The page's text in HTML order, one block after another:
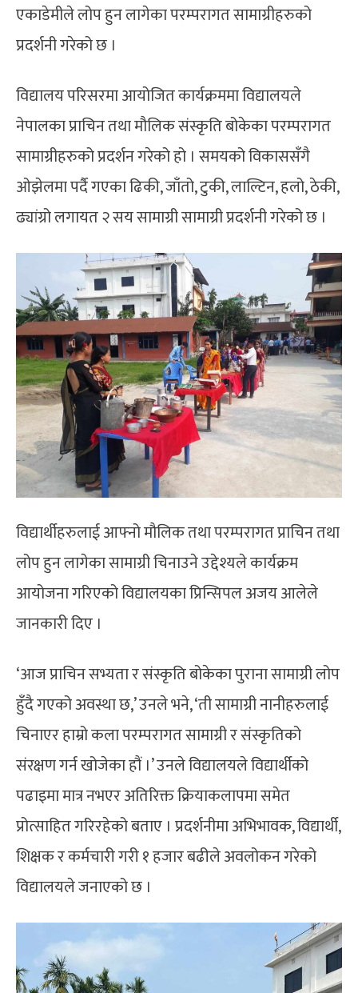
एकाडेमीले लोप हुन लागेका परम्परागत सामाग्रीहरुको
प्रदर्शनी गरेको छ ।
विद्यालय परिसरमा आयोजित कार्यक्रममा विद्यालयले
नेपालका प्राचिन तथा मौलिक संस्कृति बोकेका परम्परागत
सामाग्रीहरुको प्रदर्शन गरेको हो । समयको विकाससँगै
ओझेलमा पर्दै गएका ढिकी, जाँतो, टुकी, लाल्टिन, हलो, ठेकी,
ढ्यांग्रो लगायत २ सय सामाग्री सामाग्री प्रदर्शनी गरेको छ ।
विद्यार्थीहरुलाई आफ्नो मौलिक तथा परम्परागत प्राचिन तथा
लोप हुन लागेका सामाग्री चिनाउने उद्देश्यले कार्यक्रम
आयोजना गरिएको विद्यालयका प्रिन्सिपल अजय आलेले
जानकारी दिए ।
‘आज प्राचिन सभ्यता र संस्कृति बोकेका पुराना सामाग्री लोप
हुँदै गएको अवस्था छ,’ उनले भने, ‘ती सामाग्री नानीहरुलाई
चिनाएर हाम्रो कला परम्परागत सामाग्री र संस्कृतिको
संरक्षण गर्न खोजेका हौं ।’ उनले विद्यालयले विद्यार्थीको
पढाइमा मात्र नभएर अतिरिक्त क्रियाकलापमा समेत
प्रोत्साहित गरिरहेको बताए । प्रदर्शनीमा अभिभावक, विद्यार्थी,
शिक्षक र कर्मचारी गरी १ हजार बढीले अवलोकन गरेको
विद्यालयले जनाएको छ ।